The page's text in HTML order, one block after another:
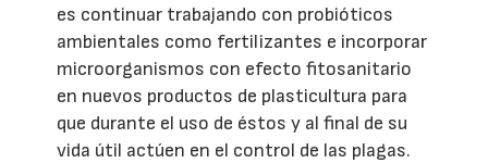
es continuar trabajando con probióticos
ambientales como fertilizantes e incorporar
microorganismos con efecto fitosanitario
en nuevos productos de plasticultura para
que durante el uso de éstos y al final de su
vida útil actúen en el control de las plagas.